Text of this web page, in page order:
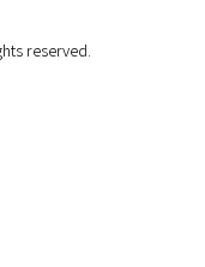
reserved.